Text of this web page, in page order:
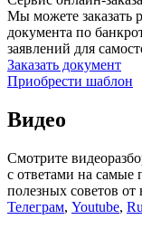
Мы можете заказать
документа по
заявлений для
Заказать документ
Приобрести шаблон
Видео
Смотрите
с ответами на
полезных советов
Телеграм, Youtube,